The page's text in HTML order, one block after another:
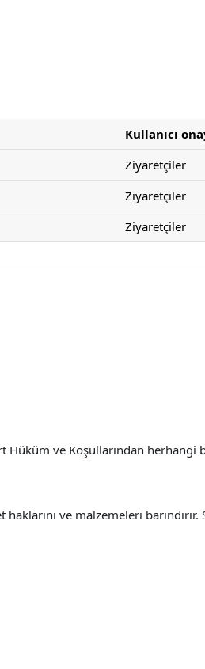
Kullanıcı
Ziyaretçiler
Ziyaretçiler
Ziyaretçiler
ve Koşullarından herhangi
ve malzemeleri barındırır.